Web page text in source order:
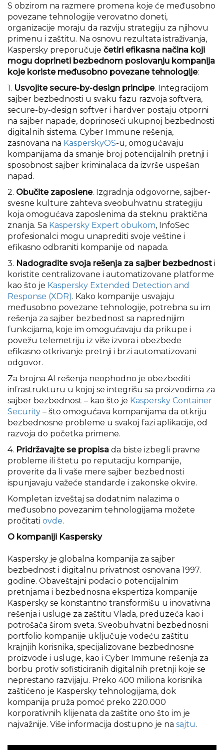
S obzirom na razmere promena koje će međusobno
povezane tehnologije verovatno doneti,
organizacije moraju da razviju strategiju za njihovu
primenu i zaštitu. Na osnovu rezultata istraživanja,
Kaspersky preporučuje četiri efikasna načina koji
mogu doprineti bezbednom poslovanju kompanija
koje koriste međusobno povezane tehnologije:
1. Usvojite secure-by-design principe. Integracijom
sajber bezbednosti u svaku fazu razvoja softvera,
secure-by-design softver i hardver postaju otporni
na sajber napade, doprinoseći ukupnoj bezbednosti
digitalnih sistema. Cyber Immune rešenja,
zasnovana na KasperskyOS-u, omogućavaju
kompanijama da smanje broj potencijalnih pretnji i
sposobnost sajber kriminalaca da izvrše uspešan
napad.
2. Obučite zaposlene. Izgradnja odgovorne, sajber-
svesne kulture zahteva sveobuhvatnu strategiju
koja omogućava zaposlenima da steknu praktična
znanja. Sa Kaspersky Expert obukom, InfoSec
profesionalci mogu unaprediti svoje veštine i
efikasno odbraniti kompanije od napada.
3. Nadogradite svoja rešenja za sajber bezbednost i
koristite centralizovane i automatizovane platforme
kao što je Kaspersky Extended Detection and
Response (XDR). Kako kompanije usvajaju
međusobno povezane tehnologije, potrebna su im
rešenja za sajber bezbednost sa naprednijim
funkcijama, koje im omogućavaju da prikupe i
povežu telemetriju iz više izvora i obezbede
efikasno otkrivanje pretnji i brzi automatizovani
odgovor.
Za brojna AI rešenja neophodno je obezbediti
infrastrukturu u kojoj se integrišu sa proizvodima za
sajber bezbednost – kao što je Kaspersky Container
Security – što omogućava kompanijama da otkriju
bezbednosne probleme u svakoj fazi aplikacije, od
razvoja do početka primene.
4. Pridržavajte se propisa da biste izbegli pravne
probleme ili štetu po reputaciju kompanije,
proverite da li vaše mere sajber bezbednosti
ispunjavaju važeće standarde i zakonske okvire.
Kompletan izveštaj sa dodatnim nalazima o
međusobno povezanim tehnologijama možete
pročitati ovde.
O kompaniji Kaspersky
Kaspersky je globalna kompanija za sajber
bezbednost i digitalnu privatnost osnovana 1997.
godine. Obaveštajni podaci o potencijalnim
pretnjama i bezbednosna ekspertiza kompanije
Kaspersky se konstantno transformišu u inovativna
rešenja i usluge za zaštitu Vlada, preduzeća kao i
potrošača širom sveta. Sveobuhvatni bezbednosni
portfolio kompanije uključuje vodeću zaštitu
krajnjih korisnika, specijalizovane bezbednosne
proizvode i usluge, kao i Cyber Immune rešenja za
borbu protiv sofisticiranih digitalnih pretnji koje se
neprestano razvijaju. Preko 400 miliona korisnika
zaštićeno je Kaspersky tehnologijama, dok
kompanija pruža pomoć preko 220.000
korporativnih klijenata da zaštite ono što im je
najvažnije. Više informacija dostupno je na sajtu.